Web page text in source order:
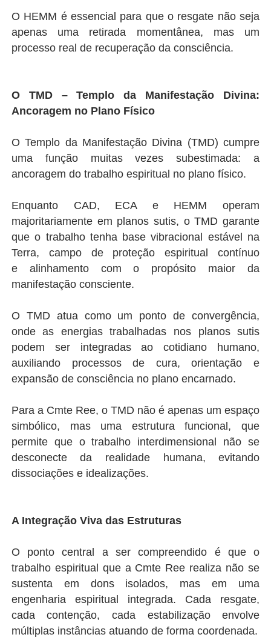
O HEMM é essencial para que o resgate não seja
apenas uma retirada momentânea, mas um
processo real de recuperação da consciência.
O TMD – Templo da Manifestação Divina:
Ancoragem no Plano Físico
O Templo da Manifestação Divina (TMD) cumpre
uma função muitas vezes subestimada: a
ancoragem do trabalho espiritual no plano físico.
Enquanto CAD, ECA e HEMM operam
majoritariamente em planos sutis, o TMD garante
que o trabalho tenha base vibracional estável na
Terra, campo de proteção espiritual contínuo
e alinhamento com o propósito maior da
manifestação consciente.
O TMD atua como um ponto de convergência,
onde as energias trabalhadas nos planos sutis
podem ser integradas ao cotidiano humano,
auxiliando processos de cura, orientação e
expansão de consciência no plano encarnado.
Para a Cmte Ree, o TMD não é apenas um espaço
simbólico, mas uma estrutura funcional, que
permite que o trabalho interdimensional não se
desconecte da realidade humana, evitando
dissociações e idealizações.
A Integração Viva das Estruturas
O ponto central a ser compreendido é que o
trabalho espiritual que a Cmte Ree realiza não se
sustenta em dons isolados, mas em uma
engenharia espiritual integrada. Cada resgate,
cada contenção, cada estabilização envolve
múltiplas instâncias atuando de forma coordenada.